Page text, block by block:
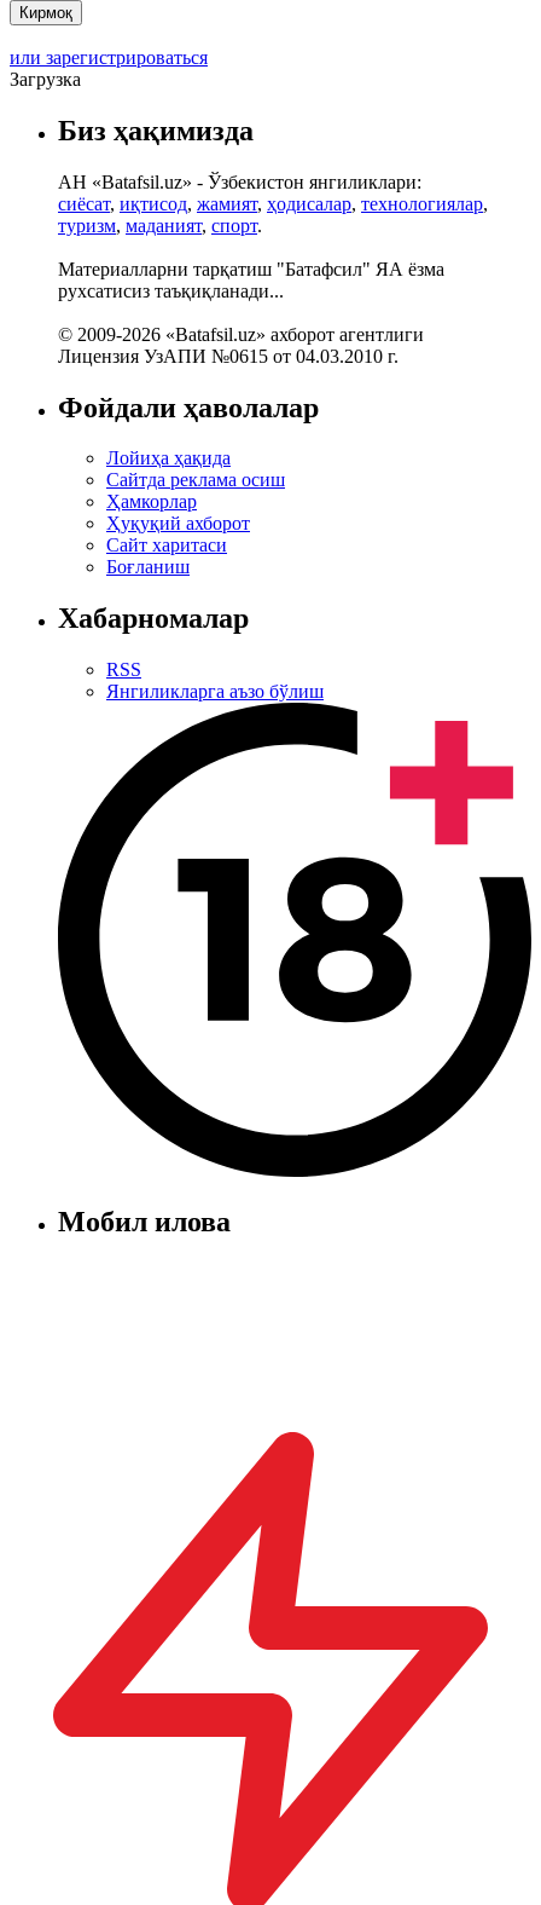
или зарегистрироваться
Загрузка
Биз ҳақимизда
АН «Batafsil.uz» - Ўзбекистон янгиликлари:
сиёсат, иқтисод, жамият, ҳодисалар, технологиялар,
туризм, маданият, спорт.
Материалларни тарқатиш "Батафсил" ЯА ёзма
рухсатисиз таъқиқланади...
© 2009-2026 «Batafsil.uz» ахборот агентлиги
Лицензия УзАПИ №0615 от 04.03.2010 г.
Фойдали ҳаволалар
Лойиҳа ҳақида
Сайтда реклама осиш
Ҳамкорлар
Ҳуқуқий ахборот
Сайт харитаси
Боғланиш
Хабарномалар
RSS
Янгиликларга аъзо бўлиш
Мобил илова